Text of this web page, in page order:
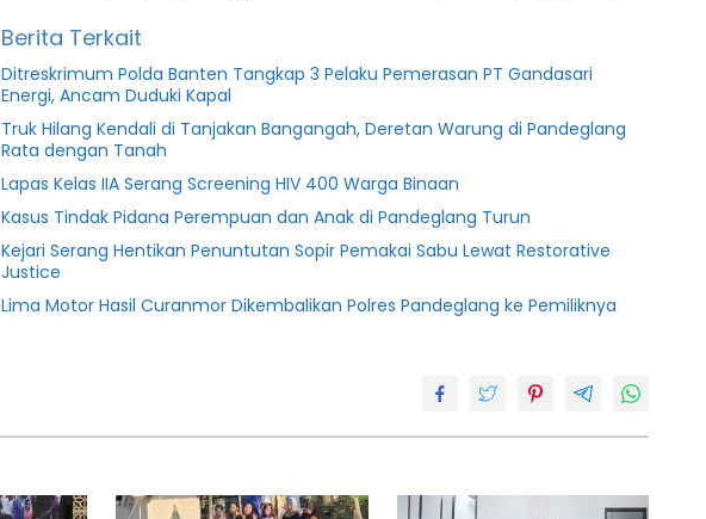
Berita Terkait
Ditreskrimum Polda Banten Tangkap 3 Pelaku Pemerasan PT Gandasari
Energi, Ancam Duduki Kapal
Truk Hilang Kendali di Tanjakan Bangangah, Deretan Warung di Pandeglang
Rata dengan Tanah
Lapas Kelas IIA Serang Screening HIV 400 Warga Binaan
Kasus Tindak Pidana Perempuan dan Anak di Pandeglang Turun
Kejari Serang Hentikan Penuntutan Sopir Pemakai Sabu Lewat Restorative
Justice
Lima Motor Hasil Curanmor Dikembalikan Polres Pandeglang ke Pemiliknya
hukum
Bangsa